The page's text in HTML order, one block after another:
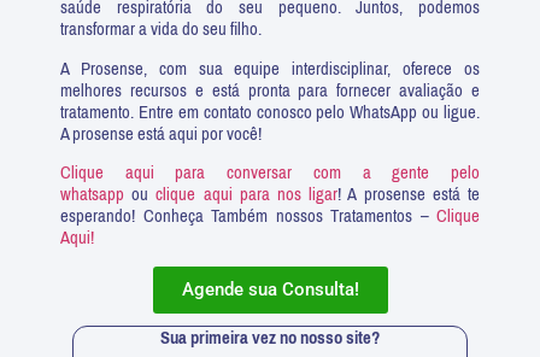
saúde respiratória do seu pequeno. Juntos, podemos
transformar a vida do seu filho.
A Prosense, com sua equipe interdisciplinar, oferece os
melhores recursos e está pronta para fornecer avaliação e
tratamento. Entre em contato conosco pelo WhatsApp ou ligue.
A prosense está aqui por você!
Clique aqui para conversar com a gente pelo
whatsappouclique aqui para nos ligar! A prosense está te
esperando! Conheça Também nossos Tratamentos – Clique
Aqui!
Agende sua Consulta!
Sua primeira vez no nosso site?